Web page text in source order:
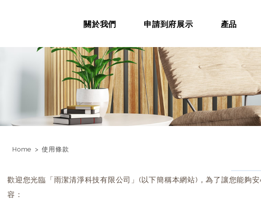
關於我們 申請到府展示 產品
Home 使用條款
歡迎您光臨「雨潔清淨科技有限公司」(以下簡稱本網站)，為了讓您能夠
容：